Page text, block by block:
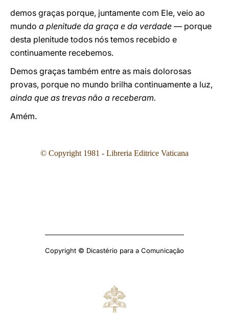
demos graças porque, juntamente com Ele, veio ao
mundo a plenitude da graça e da verdade — porque
desta plenitude todos nós temos recebido e
continuamente recebemos.
Demos graças também entre as mais dolorosas
provas, porque no mundo brilha continuamente a luz,
ainda que as trevas não a receberam.
Amém.
© Copyright 1981 - Libreria Editrice Vaticana
Copyright © Dicastério para a Comunicação